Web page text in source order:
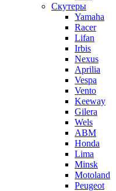
Скутеры
Yamaha
Racer
Lifan
Irbis
Nexus
Aprilia
Vespa
Vento
Keeway
Gilera
Wels
ABM
Honda
Lima
Minsk
Motoland
Peugeot